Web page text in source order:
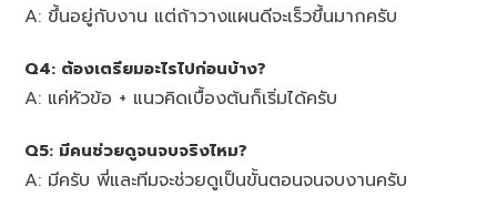
A: ขึ้นอยู่กับงาน แต่ถ้าวางแผนดีจะเร็วขึ้นมากครับ
Q4: ต้องเตรียมอะไรไปก่อนบ้าง?
A: แค่หัวข้อ + แนวคิดเบื้องต้นก็เริ่มได้ครับ
Q5: มีคนช่วยดูจนจบจริงไหม?
A: มีครับ พี่และทีมจะช่วยดูเป็นขั้นตอนจนจบงานครับ